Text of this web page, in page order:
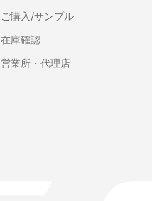
ご購入/サンプル
在庫確認
営業所・代理店